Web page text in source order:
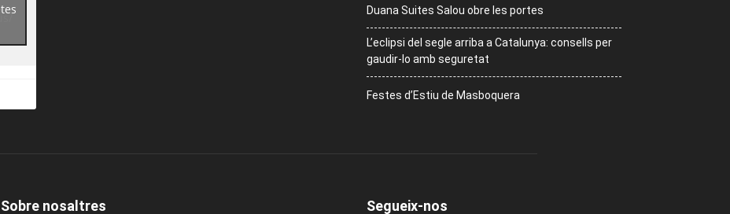
Duana Suites Salou obre les portes
L’eclipsi del segle arriba a Catalunya: consells per
gaudir-lo amb seguretat
Festes d’Estiu de Masboquera
Sobre nosaltres Segueix-nos